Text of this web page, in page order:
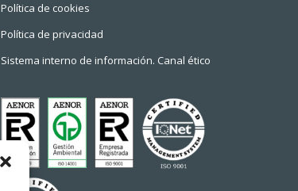
Política de cookies
Política de privacidad
Sistema interno de información. Canal ético